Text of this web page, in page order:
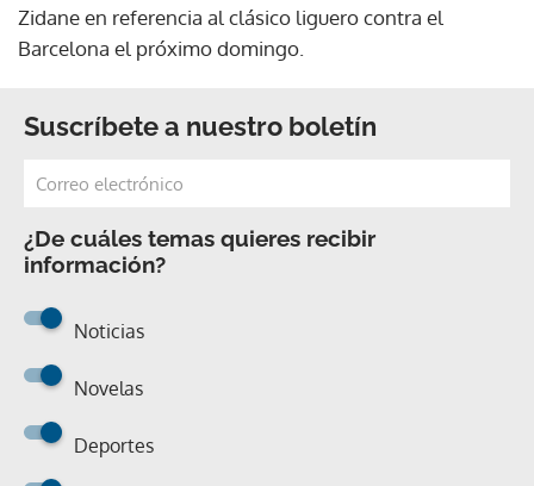
Zidane en referencia al clásico liguero contra el
Barcelona el próximo domingo.
Suscríbete a nuestro boletín
¿De cuáles temas quieres recibir
información?
Noticias
Novelas
Deportes